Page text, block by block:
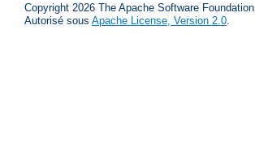
Copyright 2026 The Apache Software Foundation.
Autorisé sous Apache License, Version 2.0